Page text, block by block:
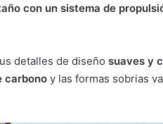
con un sistema de
detalles de diseño suaves y
carbono y las formas sobrias